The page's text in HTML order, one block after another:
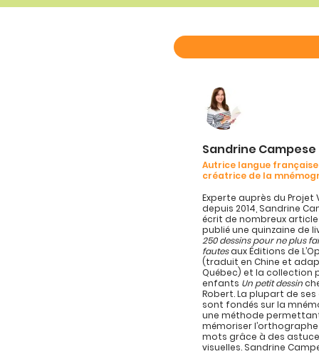
Sandrine Campese
Autrice langue
créatrice de la
Experte auprès du Projet
depuis 2014, Sandrine
écrit de nombreux
publié une quinzaine de
250 dessins pour ne plus
fautesaux Éditions de
(traduit en Chine et
Québec) et la collection
enfants Un petit dessin
Robert. La plupart de
sont fondés sur la
une méthode
mémoriser
mots grâce à des
visuelles. Sandrine